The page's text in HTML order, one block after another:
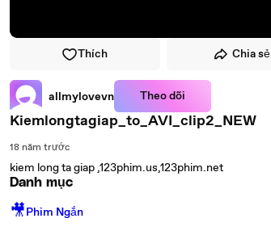
Thích Chia sẻ
allmylovevn Theo dõi
Kiemlongtagiap_to_AVI_clip2_NEW
18 năm trước
kiem long ta giap ,123phim.us,123phim.net
Danh mục
🎥Phim Ngắn